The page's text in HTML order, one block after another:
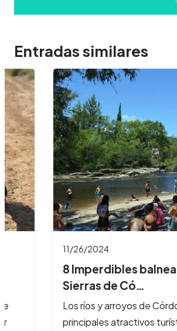
Entradas similares
11/26/2024
8 Imperdibles balnearios en
Sierras de Có…
Los ríos y arroyos de Córdoba son
principales atractivos turísticos de